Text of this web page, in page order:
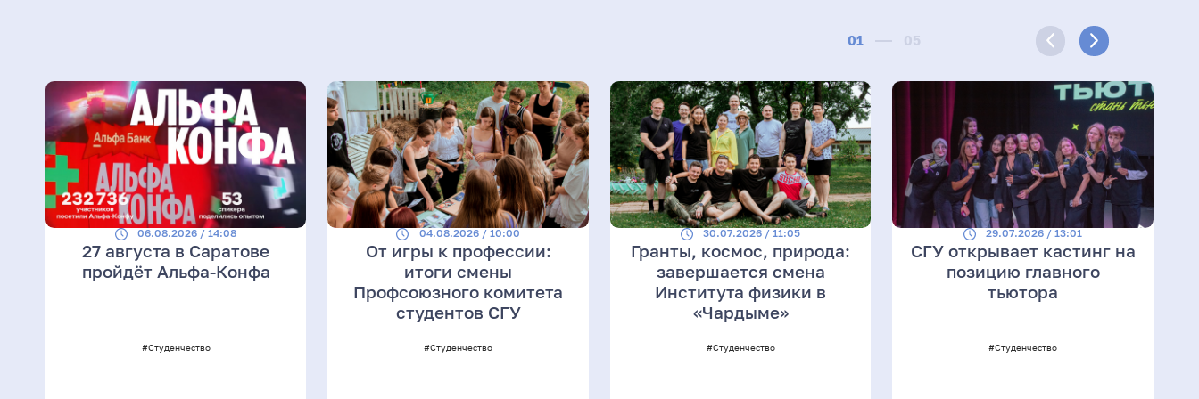
01 05
06.08.2026 / 14:08
27 августа в Саратове
пройдёт Альфа-Конфа
#Студенчество
04.08.2026 / 10:00
От игры к профессии:
итоги смены
Профсоюзного комитета
студентов СГУ
#Студенчество
30.07.2026 / 11:05
Гранты, космос, природа:
завершается смена
Института физики в
«Чардыме»
#Студенчество
29.07.2026 / 13:01
СГУ открывает кастинг на
позицию главного
тьютора
#Студенчество